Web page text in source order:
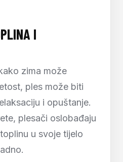
I
zima može
ples može biti
i opuštanje.
plesači oslobađaju
u svoje tijelo